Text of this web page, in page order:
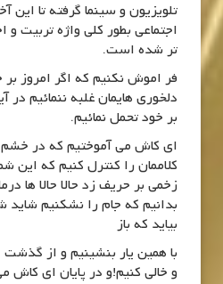
تلویزیون و سینما گرفته تا این
اجتماعی بطور کلی واژه تربیت و
تر شده است.
فر اموش نکنیم که اگر امروز
دلخوری هایمان غلبه ننمائیم در
بر خود تحمل نمائیم.
ای کاش می آموختیم که در خشم و
کلاممان را کنترل کنیم که
زخمی بر حریف زد حالا حالا ها
بدانیم که جام را نشکنیم شاید
بیاید که باز
با همین یار بنشینیم و از گذشت
و خالی کنیم!و در پایان ای کاش